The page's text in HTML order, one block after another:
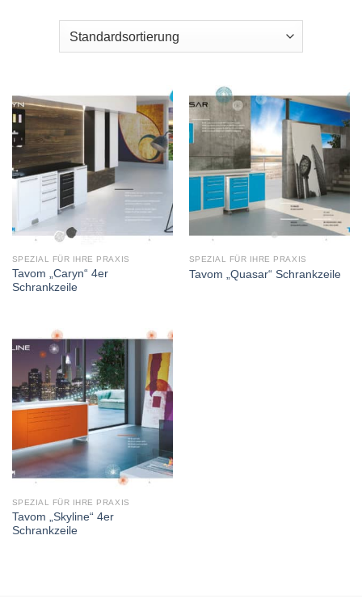
SPEZIAL FÜR IHRE PRAXIS
Tavom „Caryn“ 4er
Schrankzeile
SPEZIAL FÜR IHRE PRAXIS
Tavom „Quasar“ Schrankzeile
SPEZIAL FÜR IHRE PRAXIS
Tavom „Skyline“ 4er
Schrankzeile